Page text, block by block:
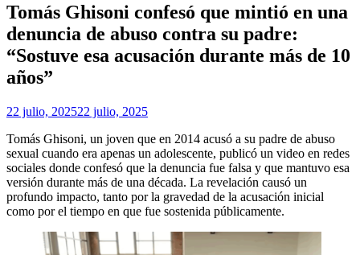
Tomás Ghisoni confesó que mintió en una
denuncia de abuso contra su padre:
“Sostuve esa acusación durante más de 10
años”
22 julio, 202522 julio, 2025
Tomás Ghisoni, un joven que en 2014 acusó a su padre de abuso
sexual cuando era apenas un adolescente, publicó un video en redes
sociales donde confesó que la denuncia fue falsa y que mantuvo esa
versión durante más de una década. La revelación causó un
profundo impacto, tanto por la gravedad de la acusación inicial
como por el tiempo en que fue sostenida públicamente.